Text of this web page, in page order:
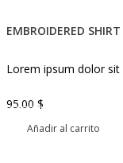
128.00 $.79.00 $.
EMBROIDERED SHIRT
Lorem ipsum dolor
95.00 $
Añadir al carrito